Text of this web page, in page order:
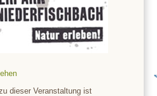
dieser Veranstaltung ist